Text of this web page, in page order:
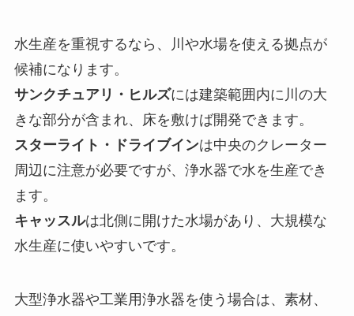
水生産を重視するなら、川や水場を使える拠点が
候補になります。
サンクチュアリ・ヒルズには建築範囲内に川の大
きな部分が含まれ、床を敷けば開発できます。
スターライト・ドライブインは中央のクレーター
周辺に注意が必要ですが、浄水器で水を生産でき
ます。
キャッスルは北側に開けた水場があり、大規模な
水生産に使いやすいです。
大型浄水器や工業用浄水器を使う場合は、素材、